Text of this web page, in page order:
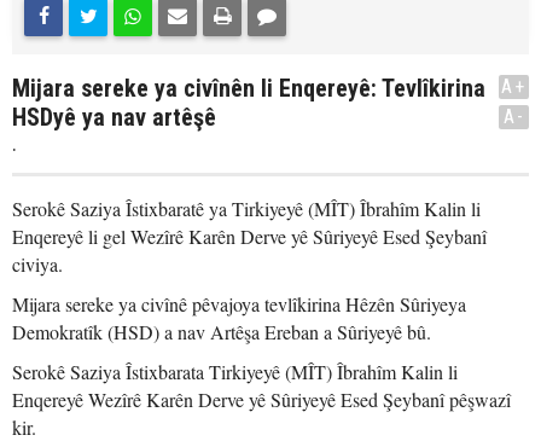
Mijara sereke ya civînên li Enqereyê: Tevlîkirina
HSDyê ya nav artêşê
.
A+
A-
Serokê Saziya Îstixbaratê ya Tirkiyeyê (MÎT) Îbrahîm Kalin li
Enqereyê li gel Wezîrê Karên Derve yê Sûriyeyê Esed Şeybanî
civiya.
Mijara sereke ya civînê pêvajoya tevlîkirina Hêzên Sûriyeya
Demokratîk (HSD) a nav Artêşa Ereban a Sûriyeyê bû.
Serokê Saziya Îstixbarata Tirkiyeyê (MÎT) Îbrahîm Kalin li
Enqereyê Wezîrê Karên Derve yê Sûriyeyê Esed Şeybanî pêşwazî
kir.